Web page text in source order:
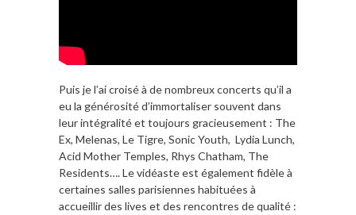
Puis je l’ai croisé à de nombreux concerts qu’il a
eu la générosité d’immortaliser souvent dans
leur intégralité et toujours gracieusement : The
Ex, Melenas, Le Tigre, Sonic Youth, Lydia Lunch,
Acid Mother Temples, Rhys Chatham, The
Residents…. Le vidéaste est également fidèle à
certaines salles parisiennes habituées à
accueillir des lives et des rencontres de qualité :